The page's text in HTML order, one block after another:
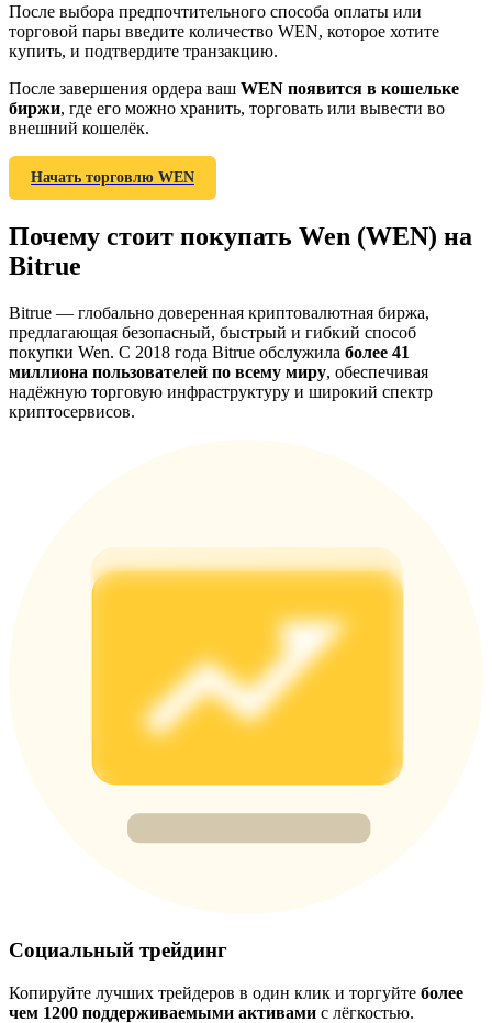
Deposit & Trade BTC to Share 25000 USDT prize pool!
Deposit CASHCAT & Win
Share 500000 CASHCAT prize pool
Precious Metals Trading Carnival
Trade Gold & Silver · 33,333 USDT Bonus
USDT New User Exclusive 10% APR
USDT Flexible Staking | Daily Rewards
После выбора предпочтительного способа оплаты или
торговой пары введите количество WEN, которое хотите
купить, и подтвердите транзакцию.
После завершения ордера ваш WEN появится в кошельке
биржи, где его можно хранить, торговать или вывести во
внешний кошелёк.
Начать торговлю WEN
Почему стоит покупать Wen (WEN) на
Bitrue
Bitrue — глобально доверенная криптовалютная биржа,
предлагающая безопасный, быстрый и гибкий способ
покупки Wen. С 2018 года Bitrue обслужила более 41
миллиона пользователей по всему миру, обеспечивая
надёжную торговую инфраструктуру и широкий спектр
криптосервисов.
Социальный трейдинг
Копируйте лучших трейдеров в один клик и торгуйте более
чем 1200 поддерживаемыми активами с лёгкостью.